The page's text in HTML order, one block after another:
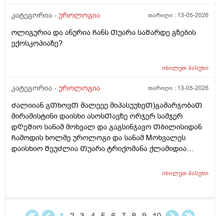
კატეგორია - უროლოგია თარიღი : 13-05-2026
ოლიგურია და ანურია Ჩანს Თუარა საᲨარდე გზების
ექოსკოპიაზე?
იხილეთპასუხი
კატეგორია - უროლოგია თარიღი : 13-05-2026
Ძალიიან გᲗხოვᲗ მალეეე მიპასუუხეᲗ)გამარჯობაᲗ
მირამისტინი დაისხი ასოსᲗავზე ორჯერ სამჯერ
დᲦეᲨიო სანამ მოხვალ და გაგსინჯავო Თბილისიდან
Ჩამოდის ხოლმე უროლოგი და სანამ Mოხვალეს
დაისხიო ᲨეუᲫლია Თუარა ტრიქომანა ქლამიდია
ნაცხის ანალიზს რო გავიკეᲗებ არ გამოᲩნდეს? მეორე
ᲗიᲗქოს ეს დᲦეა ისე აგარ მომენტებᲨი
იხილეთპასუხი